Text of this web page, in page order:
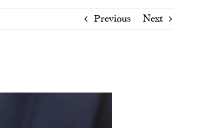
Previous Next